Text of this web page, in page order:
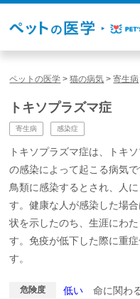
ペットの医学 >猫の病気 >寄生病
トキソプラズマ症
寄生病 感染症
トキソプラズマ症は、トキ
の感染によって起こる病気
鳥類に感染するとされ、人
す。健康な人が感染した場
状を示したのち、生涯にわ
す。免疫が低下した際に重
す。
危険度 低い 命に関わ